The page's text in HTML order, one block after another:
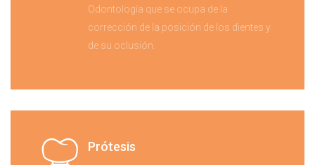
Odontología que se ocupa de la
corrección de la posición de los dientes y
de su oclusión.
Prótesis